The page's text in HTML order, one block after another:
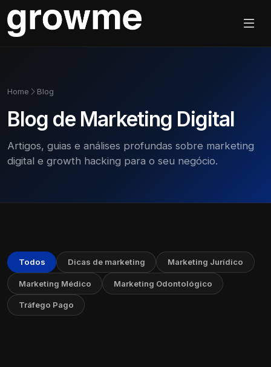
Home Blog
Blog de Marketing Digital
Artigos, guias e análises profundas sobre marketing
digital e growth hacking para o seu negócio.
Todos Dicas de marketing Marketing Jurídico
Marketing Médico Marketing Odontológico
Tráfego Pago